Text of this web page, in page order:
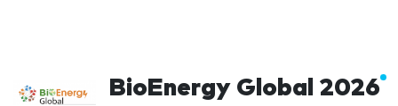
BioEnergy Global 2026